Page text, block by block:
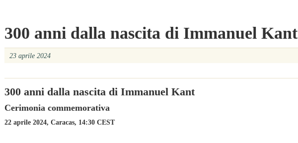
300 anni dalla nascita di Immanuel Kant
23 aprile 2024
300 anni dalla nascita di Immanuel Kant
Cerimonia commemorativa
22 aprile 2024, Caracas, 14:30 CEST